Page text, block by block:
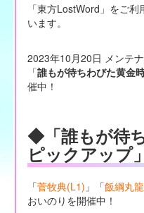
「東方LostWord」をご
います。
2023年10月20日 メンテ
「誰もが待ちわびた黄金
催中！
◆「誰もが待
ピックアップ
「菅牧典(L1) 」「飯綱丸
おいのりを開催中！